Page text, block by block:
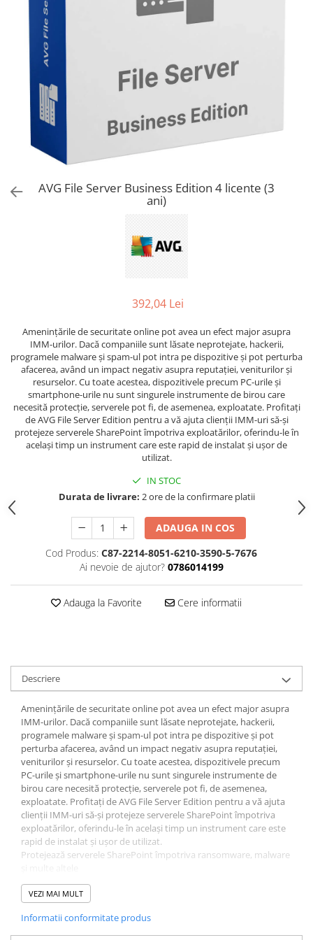
AVAST Driver Updater
AVAST SecureLine VPN
AVAST AntiTrack Premium
AVG File Server Business Edition 4 licente (3
ani)
392,04 Lei
Amenințările de securitate online pot avea un efect major asupra
IMM-urilor. Dacă companiile sunt lăsate neprotejate, hackerii,
programele malware și spam-ul pot intra pe dispozitive și pot perturba
afacerea, având un impact negativ asupra reputației, veniturilor și
resurselor. Cu toate acestea, dispozitivele precum PC-urile și
smartphone-urile nu sunt singurele instrumente de birou care
necesită protecție, serverele pot fi, de asemenea, exploatate. Profitați
de AVG File Server Edition pentru a vă ajuta clienții IMM-uri să-și
protejeze serverele SharePoint împotriva exploatărilor, oferindu-le în
același timp un instrument care este rapid de instalat și ușor de
utilizat.
IN STOC
Durata de livrare: 2 ore de la confirmare platii
ADAUGA IN COS
Cod Produs: C87-2214-8051-6210-3590-5-7676
Ai nevoie de ajutor? 0786014199
Adauga la Favorite Cere informatii
Descriere
Amenințările de securitate online pot avea un efect major asupra
IMM-urilor. Dacă companiile sunt lăsate neprotejate, hackerii,
programele malware și spam-ul pot intra pe dispozitive și pot
perturba afacerea, având un impact negativ asupra reputației,
veniturilor și resurselor. Cu toate acestea, dispozitivele precum
PC-urile și smartphone-urile nu sunt singurele instrumente de
birou care necesită protecție, serverele pot fi, de asemenea,
exploatate. Profitați de AVG File Server Edition pentru a vă ajuta
clienții IMM-uri să-și protejeze serverele SharePoint împotriva
exploatărilor, oferindu-le în același timp un instrument care este
rapid de instalat și ușor de utilizat.
Protejează serverele SharePoint împotriva ransomware, malware
Rapid de instalat
Interfață ușor de utilizat
Management la distanta
Asistență 24/7
VEZI MAI MULT
Informatii conformitate produs